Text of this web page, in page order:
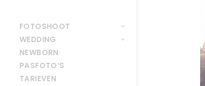
FOTOSHOOT
WEDDING
NEWBORN
PASFOTO’S
TARIEVEN